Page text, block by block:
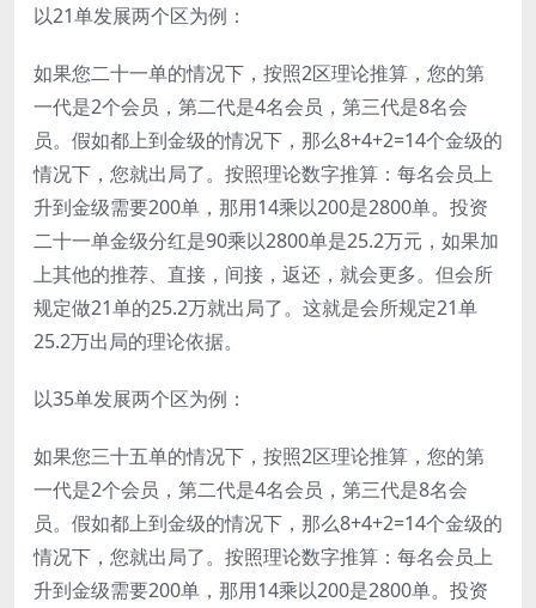
以21单发展两个区为例：
如果您二十一单的情况下，按照2区理论推算，您的第
一代是2个会员，第二代是4名会员，第三代是8名会
员。假如都上到金级的情况下，那么8+4+2=14个金级的
情况下，您就出局了。按照理论数字推算：每名会员上
升到金级需要200单，那用14乘以200是2800单。投资
二十一单金级分红是90乘以2800单是25.2万元，如果加
上其他的推荐、直接，间接，返还，就会更多。但会所
规定做21单的25.2万就出局了。这就是会所规定21单
25.2万出局的理论依据。
以35单发展两个区为例：
如果您三十五单的情况下，按照2区理论推算，您的第
一代是2个会员，第二代是4名会员，第三代是8名会
员。假如都上到金级的情况下，那么8+4+2=14个金级的
情况下，您就出局了。按照理论数字推算：每名会员上
升到金级需要200单，那用14乘以200是2800单。投资